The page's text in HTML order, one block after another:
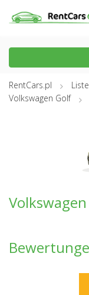
RentCars.pl
Volkswagen Golf